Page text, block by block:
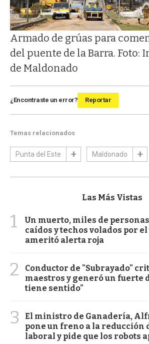
Armado de grúas para
del puente de la Barra. Foto:
de Maldonado
¿Encontraste un error? Reportar
Temas relacionados
Punta del Este Maldonado
Las Más Vistas
1
Un muerto, miles de
caídos y techos volados por
ameritó alerta roja
2
Conductor de "Subrayado"
maestros y generó un fuerte
tiene sentido"
3
El ministro de Ganadería,
pone un freno a la reducción
laboral y pide que los robots